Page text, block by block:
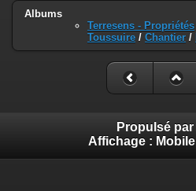
Albums
Terresens - Propriétés
Toussuire / Chantier /
Propulsé par
Affichage : Mobile